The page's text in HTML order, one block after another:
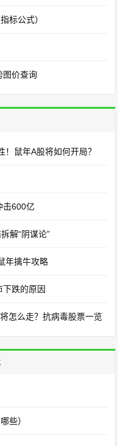
标公式）
图价查询
鼠年A股将如何开局？
击600亿
解“阴谋论”
年擒牛攻略
跌的原因
怎么走？抗病毒股票一览
些）